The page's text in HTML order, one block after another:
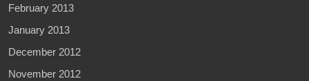
February 2013
January 2013
December 2012
November 2012